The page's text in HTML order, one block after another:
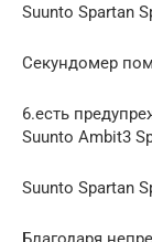
Suunto Spartan
Секундомер
6.есть
Suunto Ambit3
Suunto Spartan